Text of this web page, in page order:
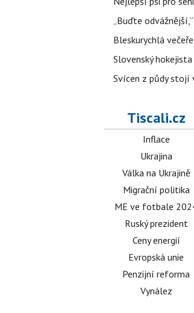
„Buďte
Bleskurychlá
Slovenský
Svícen z půdy stojí
Tiscali.cz
Inflace
Ukrajina
Válka na Ukrajině
Migrační politika
ME ve fotbale
Ruský prezident
Ceny energií
Evropská unie
Penzijní reforma
Vynález